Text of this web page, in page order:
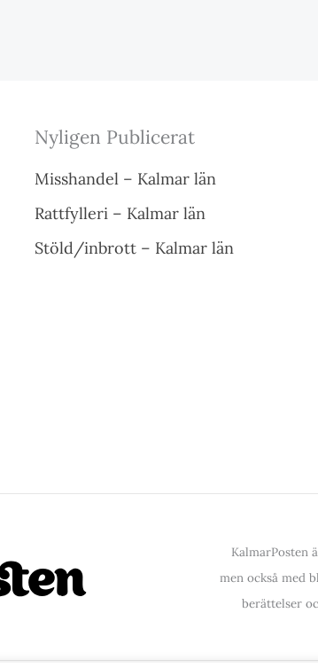
Nyligen Publicerat
Misshandel – Kalmar län
Rattfylleri – Kalmar län
Stöld/inbrott – Kalmar län
KalmarPosten
men också med
berättelser